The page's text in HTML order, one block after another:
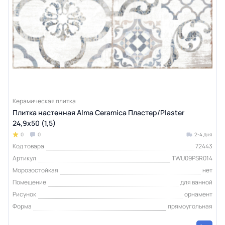
Керамическая плитка
Плитка настенная Alma Ceramica Пластер/Plaster
24,9х50 (1,5)
0 0 2-4 дня
Код товара
72443
Артикул
TWU09PSR014
Морозостойкая
нет
Помещение
для ванной
Рисунок
орнамент
Форма
прямоугольная